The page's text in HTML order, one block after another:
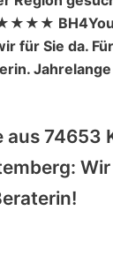
für Sie da.
aus 74653